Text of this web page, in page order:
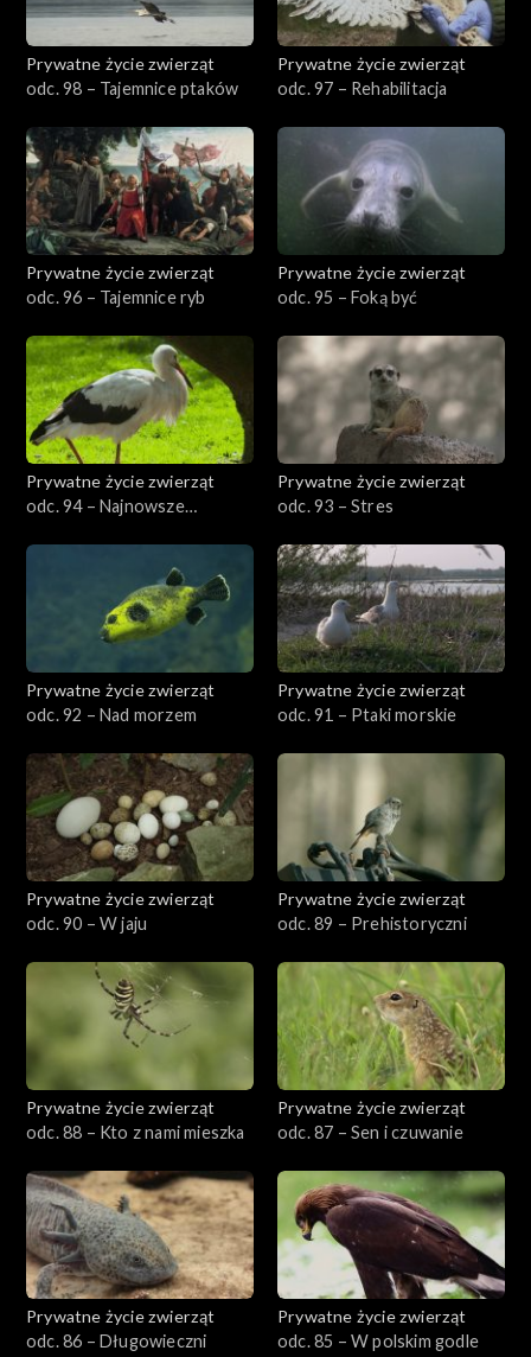
Prywatne życie zwierząt
odc. 98 – Tajemnice ptaków
Prywatne życie zwierząt
odc. 97 – Rehabilitacja
Prywatne życie zwierząt
odc. 96 – Tajemnice ryb
Prywatne życie zwierząt
odc. 95 – Foką być
Prywatne życie zwierząt
odc. 94 – Najnowsze
Prywatne życie zwierząt
odc. 93 – Stres
Prywatne życie zwierząt
odc. 92 – Nad morzem
Prywatne życie zwierząt
odc. 91 – Ptaki morskie
Prywatne życie zwierząt
odc. 90 – W jaju
Prywatne życie zwierząt
odc. 89 – Prehistoryczni
Prywatne życie zwierząt
odc. 88 – Kto z nami mieszka
Prywatne życie zwierząt
odc. 87 – Sen i czuwanie
Prywatne życie zwierząt
odc. 86 – Długowieczni
Prywatne życie zwierząt
odc. 85 – W polskim godle